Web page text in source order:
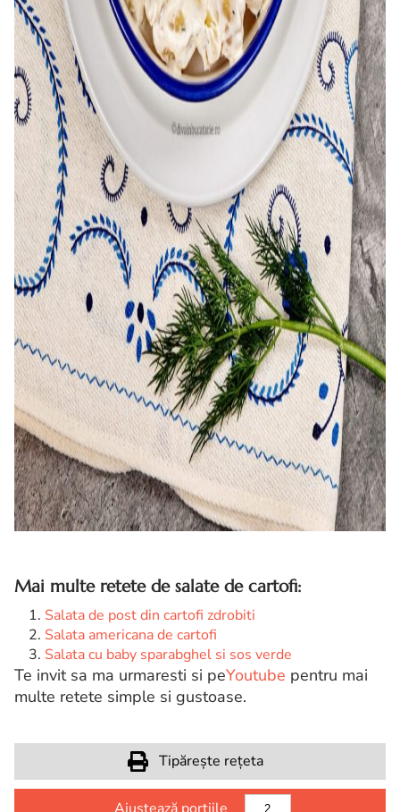
Mai multe retete de salate de cartofi:
Salata de post din cartofi zdrobiti
Salata americana de cartofi
Salata cu baby sparabghel si sos verde
Te invit sa ma urmaresti si peYoutube pentru mai
multe retete simple si gustoase.
Tipărește rețeta